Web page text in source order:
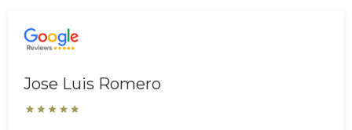
Jose Luis Romero